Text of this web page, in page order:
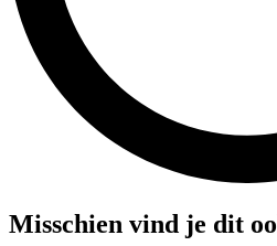
Misschien vind je dit